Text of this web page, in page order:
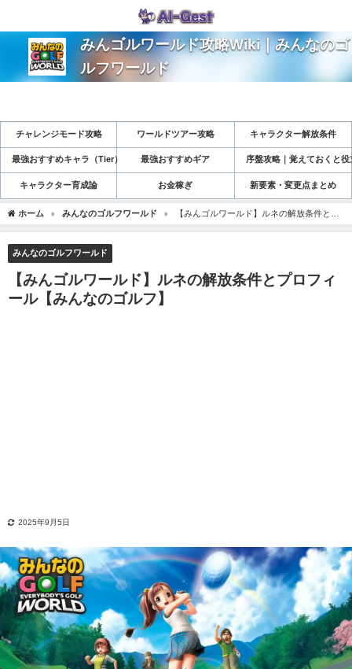
みんゴルワールド攻略Wiki｜みんなのゴ
ルフワールド
チャレンジモード攻略 ワールドツアー攻略 キャラクター解放条件
最強おすすめキャラ（Tier） 最強おすすめギア 序盤攻略｜覚えておくと役
キャラクター育成論 お金稼ぎ 新要素・変更点まとめ
ホーム みんなのゴルフワールド
【みんゴルワールド】ルネの解放条件とプ
ロフィール【みんなのゴルフ】
みんなのゴルフワールド
【みんゴルワールド】ルネの解放条件とプロフィ
ール【みんなのゴルフ】
2025年9月5日